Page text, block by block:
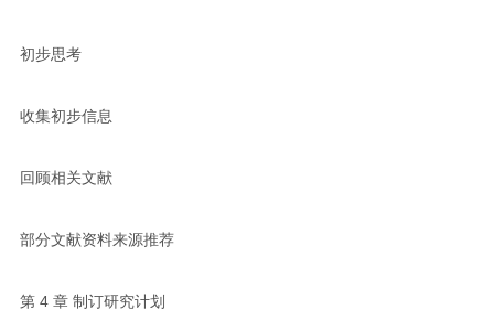
初步思考
收集初步信息
回顾相关文献
部分文献资料来源推荐
第 4 章 制订研究计划